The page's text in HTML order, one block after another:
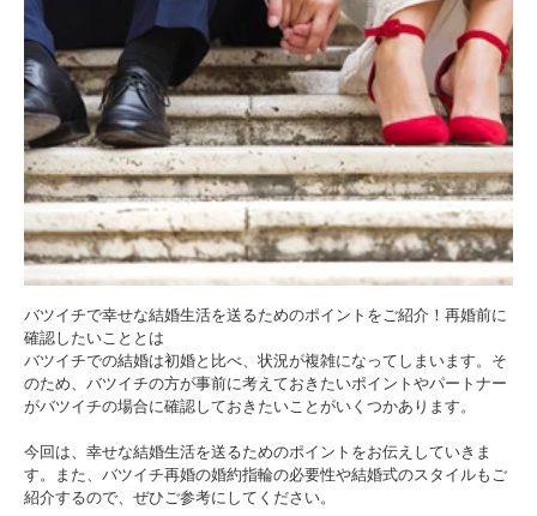
バツイチで幸せな結婚生活を送るためのポイントをご紹介！再婚前に
確認したいこととは
バツイチでの結婚は初婚と比べ、状況が複雑になってしまいます。そ
のため、バツイチの方が事前に考えておきたいポイントやパートナー
がバツイチの場合に確認しておきたいことがいくつかあります。
今回は、幸せな結婚生活を送るためのポイントをお伝えしていきま
す。また、バツイチ再婚の婚約指輪の必要性や結婚式のスタイルもご
紹介するので、ぜひご参考にしてください。